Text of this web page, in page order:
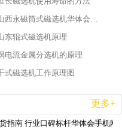
山西永磁筒式磁选机华体会手机网页版-华体会(中国)
东辊式磁选机原理
电流金属分选机的原理
式磁选机工作原理图
更多+
2026-06-26
指南 行业口碑标杆华体会手机网